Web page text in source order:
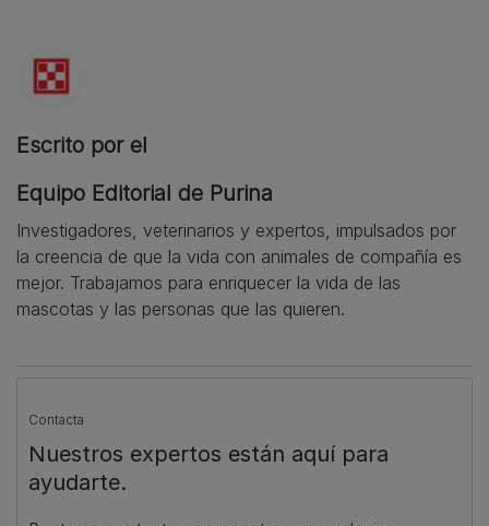
Escrito por el
Equipo Editorial de Purina
Investigadores, veterinarios y expertos, impulsados por
la creencia de que la vida con animales de compañía es
mejor. Trabajamos para enriquecer la vida de las
mascotas y las personas que las quieren.
Contacta
Nuestros expertos están aquí para
ayudarte.